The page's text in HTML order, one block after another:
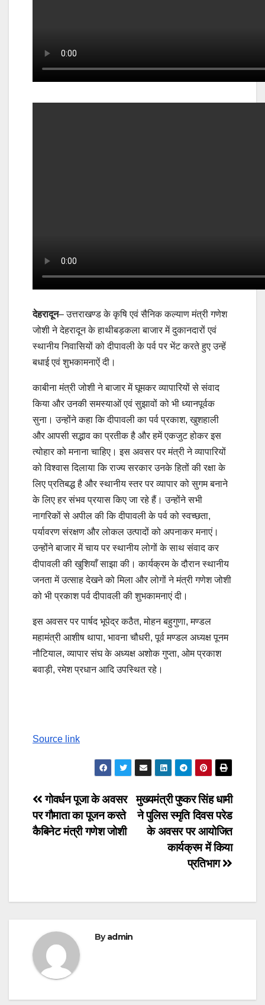
देहरादून– उत्तराखण्ड के कृषि एवं सैनिक कल्याण मंत्री गणेश
जोशी ने देहरादून के हाथीबड़कला बाजार में दुकानदारों एवं
स्थानीय निवासियों को दीपावली के पर्व पर भेंट करते हुए उन्हें
बधाई एवं शुभकामनाऐं दी।
काबीना मंत्री जोशी ने बाजार में घूमकर व्यापारियों से संवाद
किया और उनकी समस्याओं एवं सुझावों को भी ध्यानपूर्वक
सुना। उन्होंने कहा कि दीपावली का पर्व प्रकाश, खुशहाली
और आपसी सद्भाव का प्रतीक है और हमें एकजुट होकर इस
त्योहार को मनाना चाहिए। इस अवसर पर मंत्री ने व्यापारियों
को विश्वास दिलाया कि राज्य सरकार उनके हितों की रक्षा के
लिए प्रतिबद्ध है और स्थानीय स्तर पर व्यापार को सुगम बनाने
के लिए हर संभव प्रयास किए जा रहे हैं। उन्होंने सभी
नागरिकों से अपील की कि दीपावली के पर्व को स्वच्छता,
पर्यावरण संरक्षण और लोकल उत्पादों को अपनाकर मनाएं।
उन्होंने बाजार में चाय पर स्थानीय लोगों के साथ संवाद कर
दीपावली की खुशियाँ साझा की। कार्यक्रम के दौरान स्थानीय
जनता में उत्साह देखने को मिला और लोगों ने मंत्री गणेश जोशी
को भी प्रकाश पर्व दीपावली की शुभकामनाएं दी।
इस अवसर पर पार्षद भूपेद्र कठैत, मोहन बहुगुणा, मण्डल
महामंत्री आशीष थापा, भावना चौधरी, पूर्व मण्डल अध्यक्ष पूनम
नौटियाल, व्यापार संघ के अध्यक्ष अशोक गुप्ता, ओम प्रकाश
बवाड़ी, रमेश प्रधान आदि उपस्थित रहे।
Reading
Source link
Post
navigation
मुख्यमंत्री पुष्कर सिंह धामी
ने पुलिस स्मृति दिवस परेड
के अवसर पर आयोजित
कार्यक्रम में किया
प्रतिभाग
गोवर्धन पूजा के अवसर
पर गौमाता का पूजन करते
कैबिनेट मंत्री गणेश जोशी
Byadmin